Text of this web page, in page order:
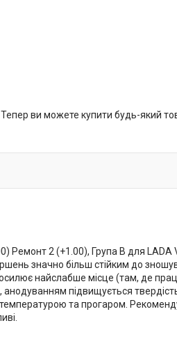
Тепер ви можете купити будь-який
Ремонт 2 (+1.00), Група В для LADA
значно більш стійким до
найслабше місце (там, де
підвищується твердість
та прогаром.